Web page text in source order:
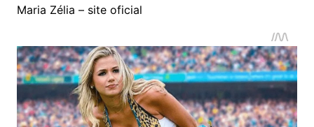
Maria Zélia – site oficial